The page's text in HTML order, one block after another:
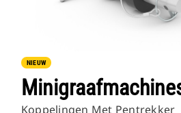
NIEUW
Koppelingen Met Pentrekker